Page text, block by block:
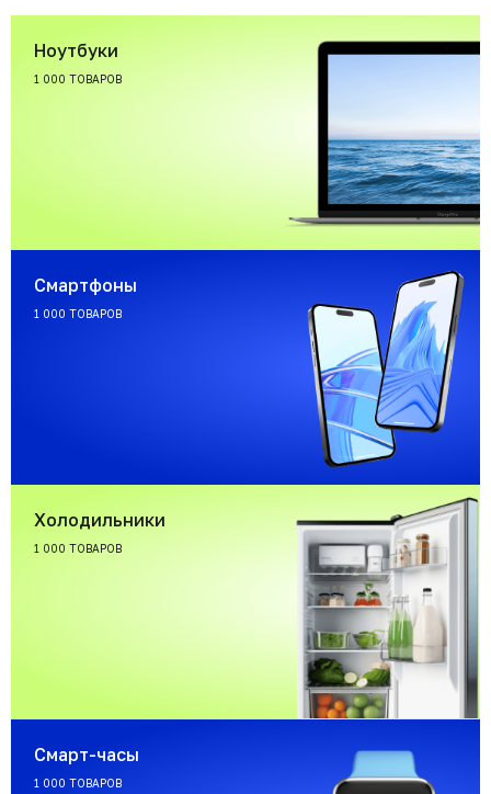
Ноутбуки
1 000 ТОВАРОВ
Смартфоны
1 000 ТОВАРОВ
Холодильники
1 000 ТОВАРОВ
Смарт-часы
1 000 ТОВАРОВ